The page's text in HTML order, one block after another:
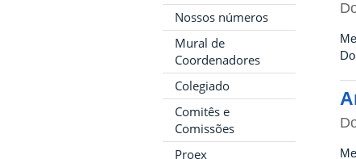
Nossos números
Mural de
Coordenadores
Colegiado
Comitês e
Comissões
Proex